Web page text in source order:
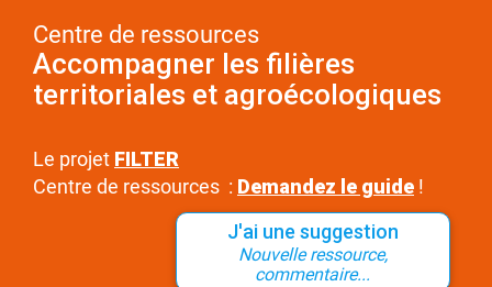
Centre de ressources
Accompagner les filières
territoriales et agroécologiques
Le projet FILTER
Centre de ressources : Demandez le guide !
J'ai une suggestion
Nouvelle ressource,
commentaire...